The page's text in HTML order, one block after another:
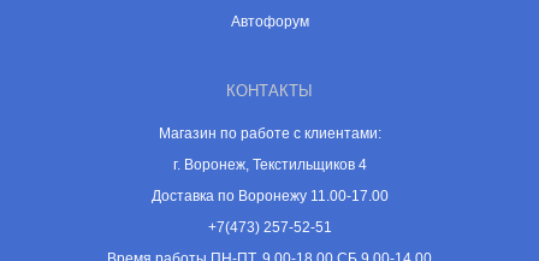
Автофорум
КОНТАКТЫ
Магазин по работе с клиентами:
г. Воронеж, Текстильщиков 4
Доставка по Воронежу 11.00-17.00
+7(473) 257-52-51